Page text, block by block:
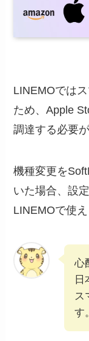
LINEMOでは
ため、Apple
調達する必要
機種変更を
いた場合、設
LINEMOで使
心
日
ス
す。